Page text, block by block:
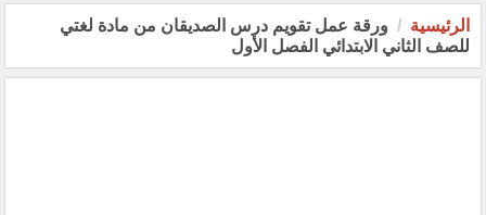
الرئيسية
ورقة عمل تقويم درس الصديقان من مادة لغتي
للصف الثاني الابتدائي الفصل الأول